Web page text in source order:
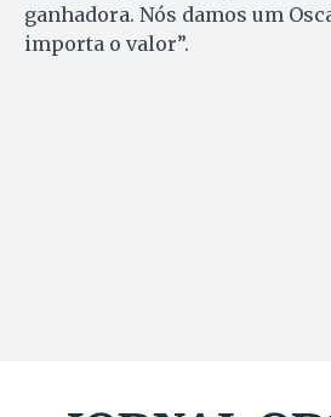
ganhadora. Nós damos um
importa o valor”.